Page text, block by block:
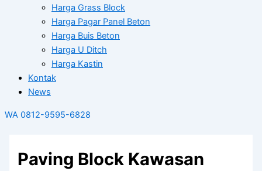
Harga Grass Block
Harga Pagar Panel Beton
Harga Buis Beton
Harga U Ditch
Harga Kastin
Kontak
News
WA 0812-9595-6828
Paving Block Kawasan